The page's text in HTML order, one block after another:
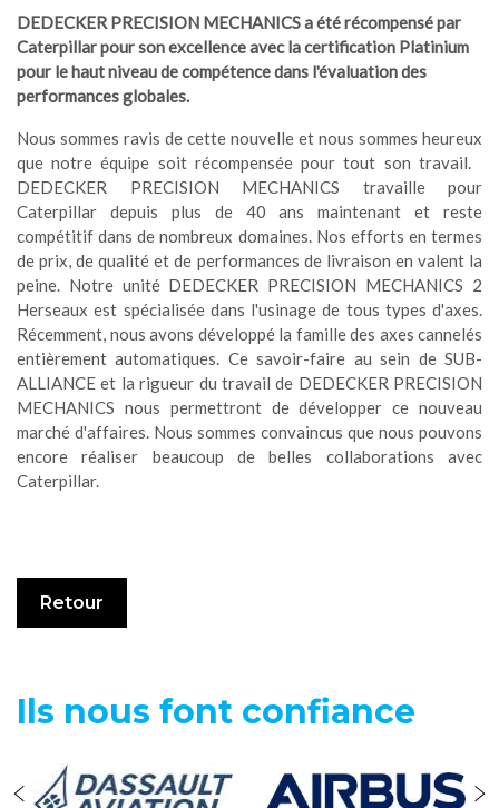
DEDECKER PRECISION MECHANICS a été récompensé par
Caterpillar pour son excellence avec la certification Platinium
pour le haut niveau de compétence dans l'évaluation des
performances globales.
Nous sommes ravis de cette nouvelle et nous sommes heureux
que notre équipe soit récompensée pour tout son travail.
DEDECKER PRECISION MECHANICS travaille pour
Caterpillar depuis plus de 40 ans maintenant et reste
compétitif dans de nombreux domaines. Nos efforts en termes
de prix, de qualité et de performances de livraison en valent la
peine. Notre unité DEDECKER PRECISION MECHANICS 2
Herseaux est spécialisée dans l'usinage de tous types d'axes.
Récemment, nous avons développé la famille des axes cannelés
entièrement automatiques. Ce savoir-faire au sein de SUB-
ALLIANCE et la rigueur du travail de DEDECKER PRECISION
MECHANICS nous permettront de développer ce nouveau
marché d'affaires. Nous sommes convaincus que nous pouvons
encore réaliser beaucoup de belles collaborations avec
Caterpillar.
Retour
Ils nous font confiance